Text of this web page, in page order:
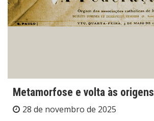
Metamorfose e volta às origens
28 de novembro de 2025